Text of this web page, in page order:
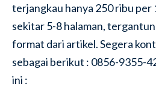
terjangkau hanya 250 ribu per
sekitar 5-8 halaman,
format dari artikel. Segera
sebagai berikut : 0856-9355-
ini :